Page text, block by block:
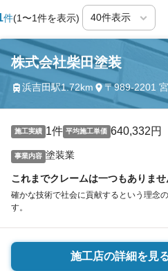
件(1〜1件を表示)
株式会社柴田塗装
浜吉田駅1.72km 〒989-2201
施工実績 1件 平均施工単価 640,332円
事業内容 塗装業
これまでクレームは一つもありませ
確かな技術で社会に貢献するという理念
す。
施工店の詳細を見